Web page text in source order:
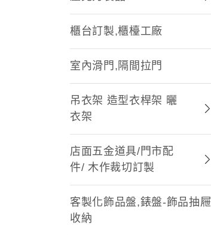
櫃台訂製,櫃檯工廠
室內滑門,隔間拉門
吊衣架 造型衣桿架 曬
衣架
店面五金道具/門市配
件/ 木作裁切訂製
客製化飾品盤,錶盤-飾品抽屜
收納